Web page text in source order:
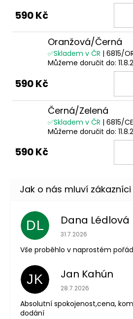
590 Kč
Oranžová/Černá
✅Skladem v ČR | 6815/
Můžeme doručit do:
590 Kč
Černá/Zelená
✅Skladem v ČR | 6815/
Můžeme doručit do:
590 Kč
DL Dana Lédlová
Hodnocení obchodu
31.7.2026
Vše proběhlo v naprostém
JK Jan Kahún
Hodnocení obchodu
28.7.2026
Absolutní spokojenost,cena,
dodání